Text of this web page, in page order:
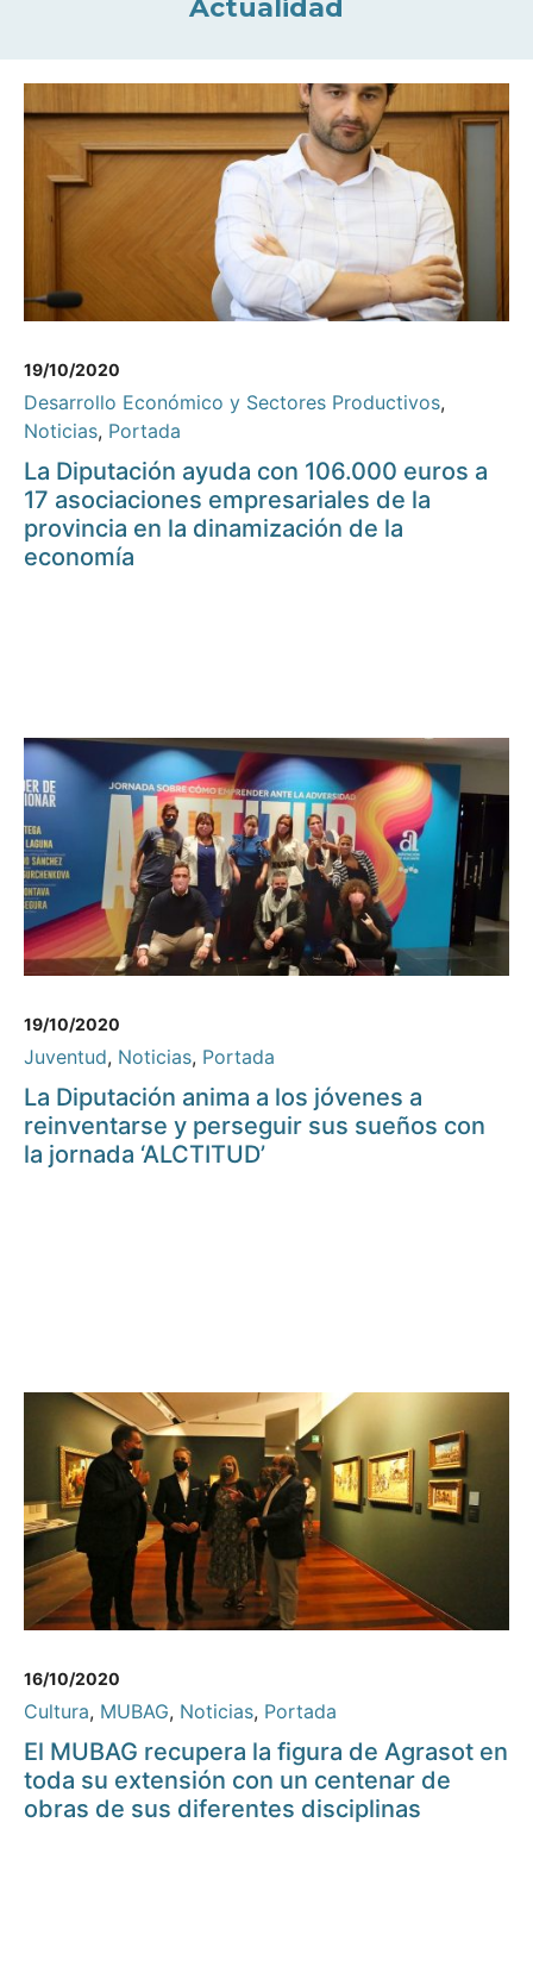
Actualidad
19/10/2020
Desarrollo Económico y Sectores Productivos,
Noticias, Portada
La Diputación ayuda con 106.000 euros a
17 asociaciones empresariales de la
provincia en la dinamización de la
economía
19/10/2020
Juventud, Noticias, Portada
La Diputación anima a los jóvenes a
reinventarse y perseguir sus sueños con
la jornada ‘ALCTITUD’
16/10/2020
Cultura, MUBAG, Noticias, Portada
El MUBAG recupera la figura de Agrasot en
toda su extensión con un centenar de
obras de sus diferentes disciplinas